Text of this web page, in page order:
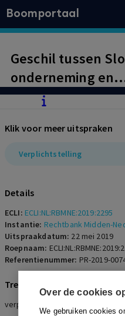
Over de cookies
We gebruiken cookies
Boomportaal
Geschil tussen
onderneming en
Kantonrechter
van uitleg
onderneming
Nederlands
verschuldigd.
Klik voor meer uitspraken
Verplichtstelling
Details
ECLI: ECLI:NL:RBMNE:2019:2295
Instantie: Rechtbank Midden-
Uitspraakdatum: 22 mei 2019
Roepnaam:
Referentienummer: PR-2019-
Trefwoorden
verplichtstelling, internationaal,